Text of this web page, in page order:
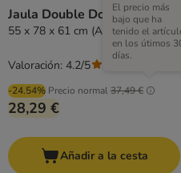
Jaula Double Door
55 x 78 x 61 cm (An x P x Al)
-24.54% Precio normal37,49 €
El precio más
bajo que ha
tenido el
en los útimos
días.
28,29 €
Valoración: 4.2/5
Añadir a la cesta